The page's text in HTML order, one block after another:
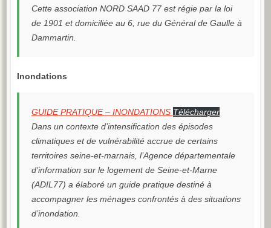
Cette association NORD SAAD 77 est régie par la loi
de 1901 et domiciliée au 6, rue du Général de Gaulle à
Dammartin.
Inondations
GUIDE PRATIQUE – INONDATIONS Télécharger
Dans un contexte d’intensification des épisodes
climatiques et de vulnérabilité accrue de certains
territoires seine-et-marnais, l’Agence départementale
d’information sur le logement de Seine-et-Marne
(ADIL77) a élaboré un guide pratique destiné à
accompagner les ménages confrontés à des situations
d’inondation.